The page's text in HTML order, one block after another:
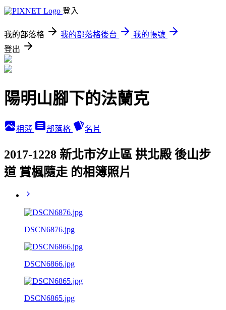
登入
我的部落格 我的部落格後台
我的帳號
登出
陽明山腳下的法蘭克
相簿 部落格 名片
2017-1228 新北市汐止區 拱北殿 後山步
道 賞楓隨走 的相簿照片
DSCN6876.jpg
DSCN6866.jpg
DSCN6865.jpg